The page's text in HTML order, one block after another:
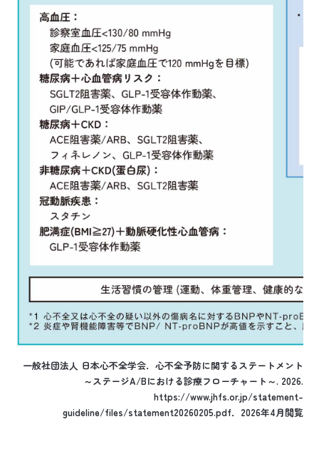
一般社団法人 日本心不全学会．心不全予防に関するステートメント
～ステージA/Bにおける診療フローチャート～. 2026.
https://www.jhfs.or.jp/statement-
guideline/files/statement20260205.pdf．2026年4月閲覧